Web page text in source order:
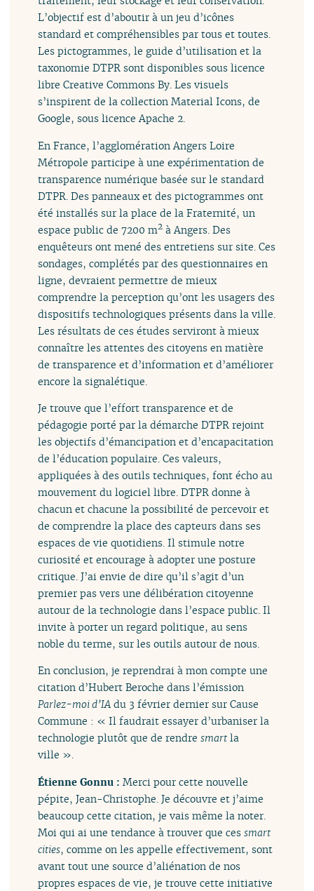
L’objectif est d’aboutir à un jeu d’icônes
standard et compréhensibles par tous et toutes.
Les pictogrammes, le guide d’utilisation et la
taxonomie DTPR sont disponibles sous licence
libre Creative Commons By. Les visuels
s’inspirent de la collection Material Icons, de
Google, sous licence Apache 2.
En France, l’agglomération Angers Loire
Métropole participe à une expérimentation de
transparence numérique basée sur le standard
DTPR. Des panneaux et des pictogrammes ont
été installés sur la place de la Fraternité, un
espace public de 7200 m2 à Angers. Des
enquêteurs ont mené des entretiens sur site. Ces
sondages, complétés par des questionnaires en
ligne, devraient permettre de mieux
comprendre la perception qu’ont les usagers des
dispositifs technologiques présents dans la ville.
Les résultats de ces études serviront à mieux
connaître les attentes des citoyens en matière
de transparence et d’information et d’améliorer
encore la signalétique.
Je trouve que l’effort transparence et de
pédagogie porté par la démarche DTPR rejoint
les objectifs d’émancipation et d’encapacitation
de l’éducation populaire. Ces valeurs,
appliquées à des outils techniques, font écho au
mouvement du logiciel libre. DTPR donne à
chacun et chacune la possibilité de percevoir et
de comprendre la place des capteurs dans ses
espaces de vie quotidiens. Il stimule notre
curiosité et encourage à adopter une posture
critique. J’ai envie de dire qu’il s’agit d’un
premier pas vers une délibération citoyenne
autour de la technologie dans l’espace public. Il
invite à porter un regard politique, au sens
noble du terme, sur les outils autour de nous.
En conclusion, je reprendrai à mon compte une
citation d’Hubert Beroche dans l’émission
Parlez-moi d’IA du 3 février dernier sur Cause
Commune : « Il faudrait essayer d’urbaniser la
technologie plutôt que de rendresmart la
ville ».
Étienne Gonnu :Merci pour cette nouvelle
pépite, Jean-Christophe. Je découvre et j’aime
beaucoup cette citation, je vais même la noter.
Moi qui ai une tendance à trouver que cessmart
cities, comme on les appelle effectivement, sont
avant tout une source d’aliénation de nos
propres espaces de vie, je trouve cette initiative